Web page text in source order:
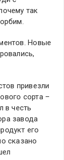
так
Новые
привезли
сорта –
в честь
завода
его
сказано